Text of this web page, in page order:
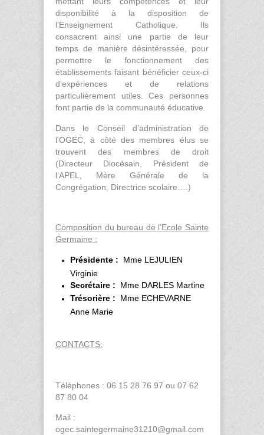
disponibilité à la disposition de
l’Enseignement Catholique. Ils
consacrent ainsi une partie de leur
temps de manière désintéressée, pour
permettre le fonctionnement des
établissements faisant bénéficier ceux-ci
d’expériences et de relations
particulièrement utiles. Ces personnes
font partie de la communauté éducative.
Dans le Conseil d’administration de
l’OGEC, à côté des membres élus se
trouvent des membres de droit
(Directeur Diocésain, Président de
l’APEL, Mère Générale de la
Congrégation, Directrice scolaire….)
Composition du bureau de l’Ecole Sainte
Germaine :
Présidente : Mme LEJULIEN
Virginie
Secrétaire : Mme DARLES Martine
Trésorière : Mme ECHEVARNE
Anne Marie
CONTACTS:
Téléphones : 06 15 28 76 97 ou 07 62
87 80 04
Mail :
ogec.saintegermaine31210@gmail.com